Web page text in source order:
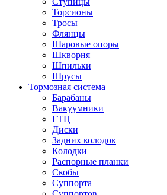
Торсионы
Тросы
Флянцы
Шаровые опоры
Шкворня
Шпильки
Шрусы
Тормозная система
Барабаны
Вакуумники
ГТЦ
Диски
Задних колодок
Колодки
Распорные планки
Скобы
Суппорта